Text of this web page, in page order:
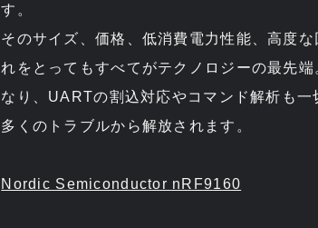
す。
そのサイズ、価格、低消費電力性能、高度
れをとってもすべてがテクノロジーの最先
なり、UARTの割込対応やコマンド解析も
多くのトラブルから解放されます。
Nordic Semiconductor nRF9160